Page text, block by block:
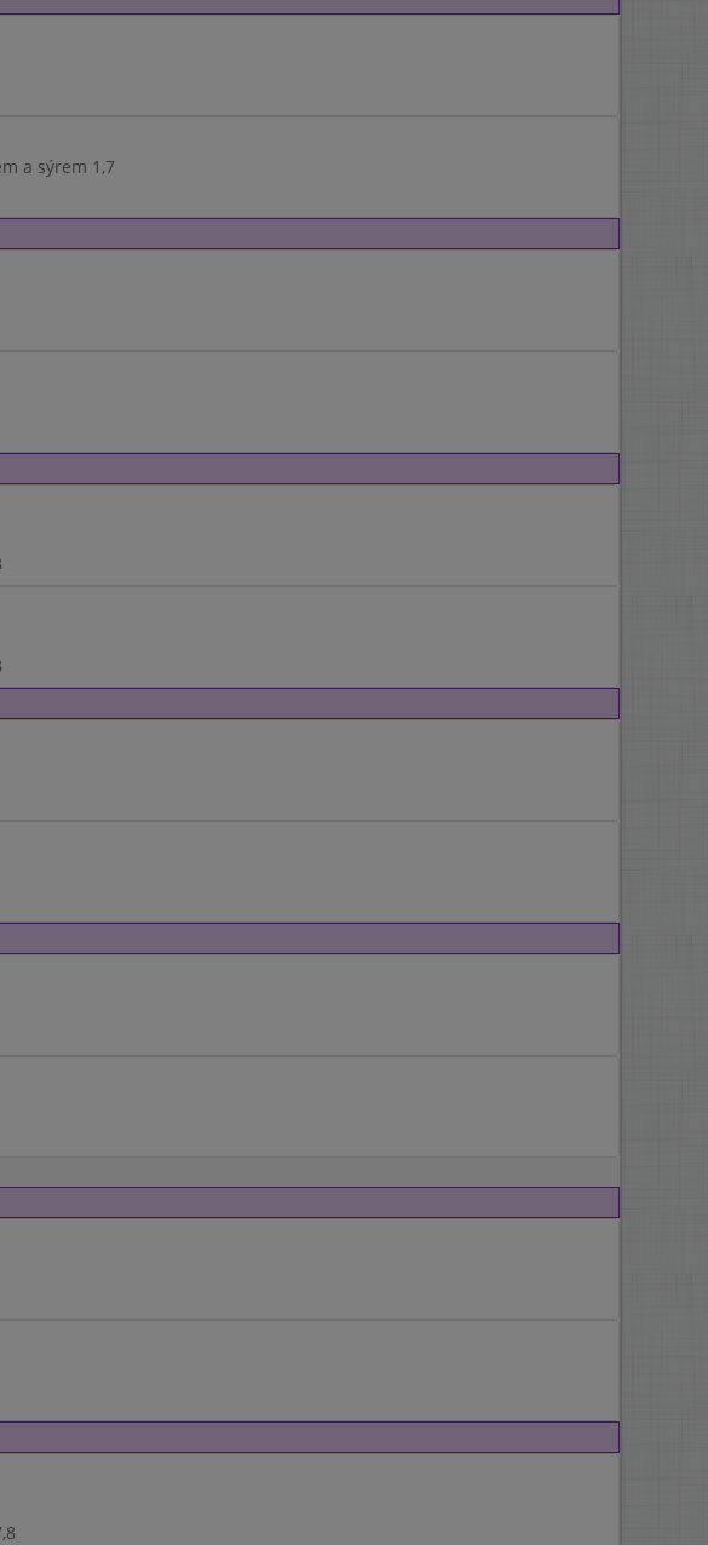
a sýrem 1,7